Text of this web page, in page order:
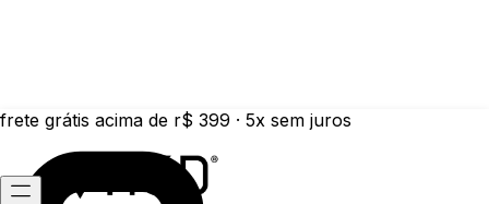
frete grátis acima de r$ 399 · 5x sem juros